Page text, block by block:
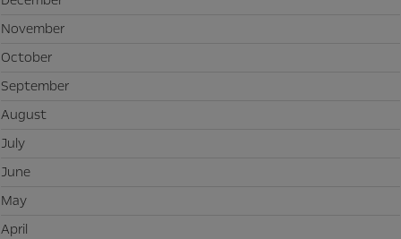
November
October
September
August
July
June
May
April